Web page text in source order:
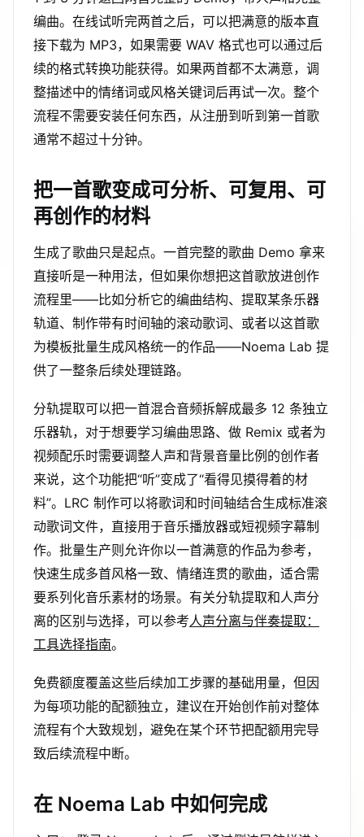
编曲。在线试听完两首之后，可以把满意的版本直
接下载为 MP3，如果需要 WAV 格式也可以通过后
续的格式转换功能获得。如果两首都不太满意，调
整描述中的情绪词或风格关键词后再试一次。整个
流程不需要安装任何东西，从注册到听到第一首歌
通常不超过十分钟。
把一首歌变成可分析、可复用、可
再创作的材料
生成了歌曲只是起点。一首完整的歌曲 Demo 拿来
直接听是一种用法，但如果你想把这首歌放进创作
流程里——比如分析它的编曲结构、提取某条乐器
轨道、制作带有时间轴的滚动歌词、或者以这首歌
为模板批量生成风格统一的作品——Noema Lab 提
供了一整条后续处理链路。
分轨提取可以把一首混合音频拆解成最多 12 条独立
乐器轨，对于想要学习编曲思路、做 Remix 或者为
视频配乐时需要调整人声和背景音量比例的创作者
来说，这个功能把“听”变成了“看得见摸得着的材
料”。LRC 制作可以将歌词和时间轴结合生成标准滚
动歌词文件，直接用于音乐播放器或短视频字幕制
作。批量生产则允许你以一首满意的作品为参考，
快速生成多首风格一致、情绪连贯的歌曲，适合需
要系列化音乐素材的场景。有关分轨提取和人声分
离的区别与选择，可以参考人声分离与伴奏提取：
工具选择指南。
免费额度覆盖这些后续加工步骤的基础用量，但因
为每项功能的配额独立，建议在开始创作前对整体
流程有个大致规划，避免在某个环节把配额用完导
致后续流程中断。
在 Noema Lab 中如何完成